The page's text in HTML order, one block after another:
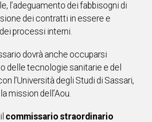
l’adeguamento dei fabbisogni di
dei contratti in essere e
processi interni.
dovrà anche occuparsi
delle tecnologie sanitarie e del
l’Università degli Studi di Sassari,
mission dell’Aou.
commissario straordinario